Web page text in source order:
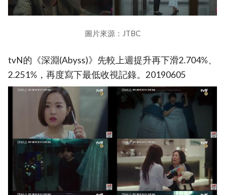
圖片來源：JTBC
tvN的《深淵(Abyss)》先較上週提升再下滑2.704%、
2.251%，再度寫下最低收視記錄。20190605